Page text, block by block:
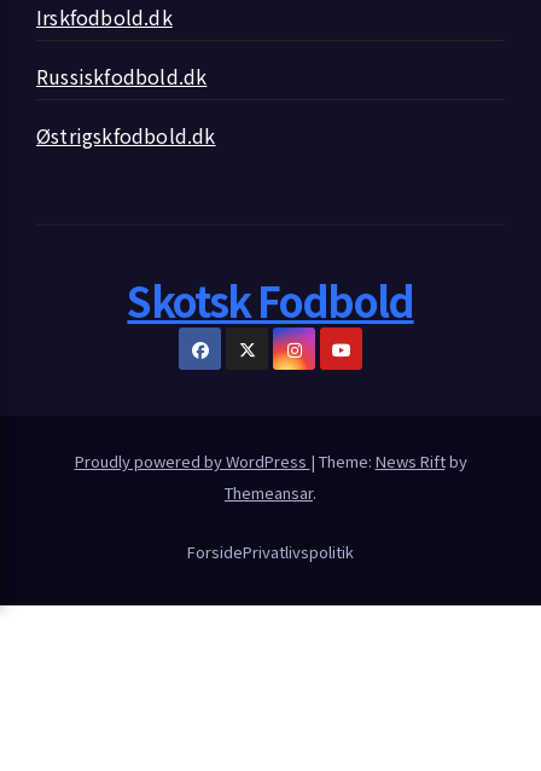
Irskfodbold.dk
Russiskfodbold.dk
Østrigskfodbold.dk
Skotsk Fodbold
Proudly powered by WordPress | Theme: News Riftby
Themeansar.
ForsidePrivatlivspolitik